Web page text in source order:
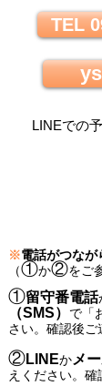
TEL
LINEでの
※電話がつなが
（①か②をご
①留守番電話
（SMS） で 「
さい。 確認後ご
②LINEかメ
えください。 確